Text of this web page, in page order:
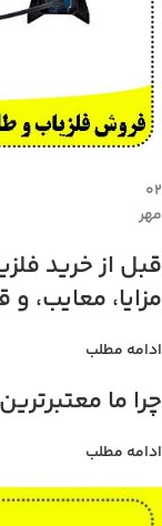
۰۲
مهر
مزایا، معایب،
ادامه مطلب
چرا ما
ادامه مطلب